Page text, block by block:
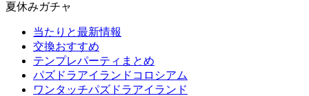
夏休みガチャ
当たりと最新情報
交換おすすめ
テンプレパーティまとめ
パズドラアイランドコロシアム
ワンタッチパズドラアイランド